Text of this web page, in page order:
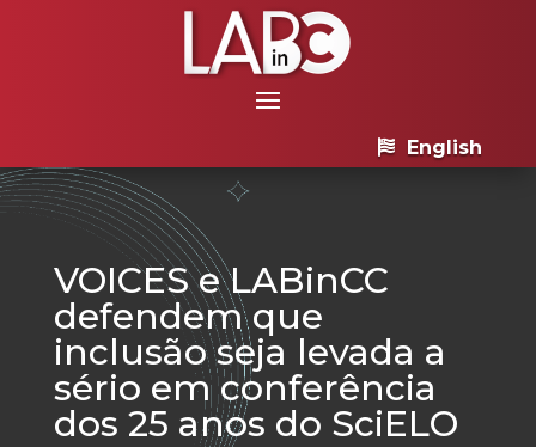
English
VOICES e LABinCC
defendem que
inclusão seja levada a
sério em conferência
dos 25 anos do SciELO